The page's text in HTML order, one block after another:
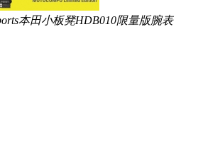
本田小板凳HDB010限量版腕表